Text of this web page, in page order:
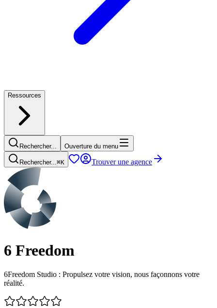
Ressources
Rechercher... Ouverture du menu
Rechercher...⌘K Trouver une agence
6 Freedom
6Freedom Studio : Propulsez votre vision, nous façonnons votre
réalité.